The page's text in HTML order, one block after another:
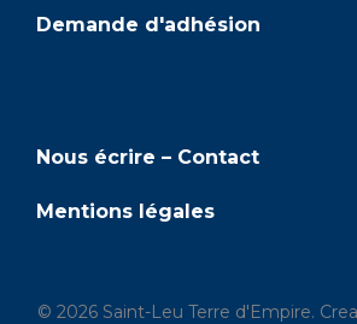
Demande d'adhésion
Nous écrire – Contact
Mentions légales
© 2026 Saint-Leu Terre d'Empire.